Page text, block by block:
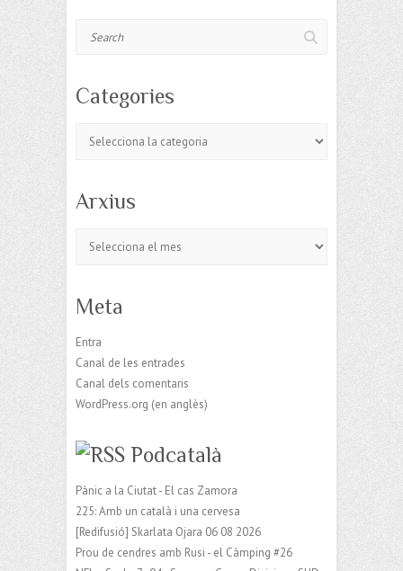
Categories
Arxius
Meta
Entra
Canal de les entrades
Canal dels comentaris
WordPress.org (en anglès)
Podcatalà
Pànic a la Ciutat - El cas Zamora
225: Amb un català i una cervesa
[Redifusió] Skarlata Ojara 06 08 2026
Prou de cendres amb Rusi - el Càmping #26